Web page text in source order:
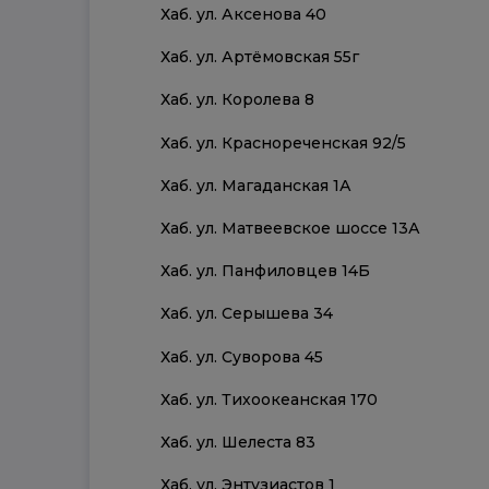
Хаб. ул. Аксенова 40
Хаб. ул. Артёмовская 55г
Хаб. ул. Королева 8
Хаб. ул. Краснореченская 92/5
Хаб. ул. Магаданская 1А
Хаб. ул. Матвеевское шоссе 13А
Хаб. ул. Панфиловцев 14Б
Хаб. ул. Серышева 34
Хаб. ул. Суворова 45
Хаб. ул. Тихоокеанская 170
Хаб. ул. Шелеста 83
Хаб. ул. Энтузиастов 1